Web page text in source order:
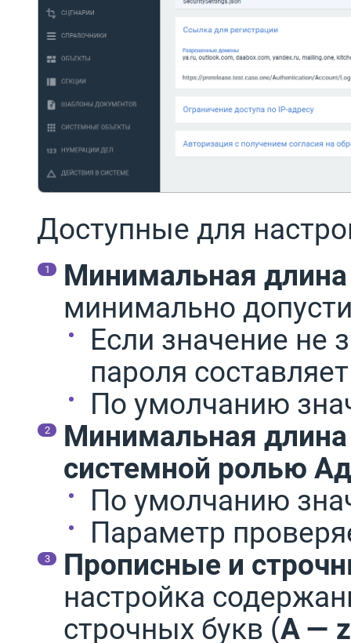
Доступные для
Минимальная
минимально
Если значение не
пароля
По умолчанию
Минимальная
системной ролью
По умолчанию
Параметр
Прописные и
настройка
строчных букв (A — z